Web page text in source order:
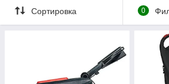
Сортировка 0